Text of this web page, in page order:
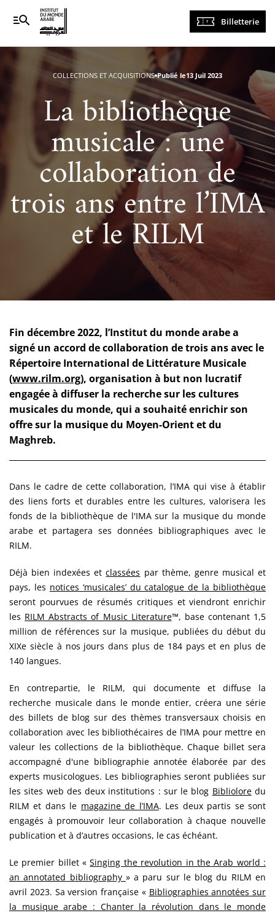
Navigation
principale
Billetterie
COLLECTIONS ET ACQUISITIONS Publié le13 Juil 2023
La bibliothèque
musicale : une
collaboration de
trois ans entre l’IMA
et le RILM
Fin décembre 2022, l’Institut du monde arabe a
signé un accord de collaboration de trois ans avec le
Répertoire International de Littérature Musicale
(www.rilm.org), organisation à but non lucratif
engagée à diffuser la recherche sur les cultures
musicales du monde, qui a souhaité enrichir son
offre sur la musique du Moyen-Orient et du
Maghreb.
Dans le cadre de cette collaboration, l’IMA qui vise à établir
des liens forts et durables entre les cultures, valorisera les
fonds de la bibliothèque de l'IMA sur la musique du monde
arabe et partagera ses données bibliographiques avec le
RILM.
Déjà bien indexées etclassées par thème, genre musical et
pays, les notices ‘musicales’ du catalogue de la bibliothèque
seront pourvues de résumés critiques et viendront enrichir
les RILM Abstracts of Music Literature™, base contenant 1,5
million de références sur la musique, publiées du début du
XIXe siècle à nos jours dans plus de 184 pays et en plus de
140 langues.
En contrepartie, le RILM, qui documente et diffuse la
recherche musicale dans le monde entier, créera une série
des billets de blog sur des thèmes transversaux choisis en
collaboration avec les bibliothécaires de l’IMA pour mettre en
valeur les collections de la bibliothèque. Chaque billet sera
accompagné d'une bibliographie annotée élaborée par des
experts musicologues. Les bibliographies seront publiées sur
les sites web des deux institutions : sur le blog Biblioloredu
RILM et dans le magazine de l’IMA. Les deux partis se sont
engagés à promouvoir leur collaboration à chaque nouvelle
publication et à d’autres occasions, le cas échéant.
Le premier billet «Singing the revolution in the Arab world :
an annotated bibliography » a paru sur le blog du RILM en
avril 2023. Sa version française « Bibliographies annotées sur
la musique arabe : Chanter la révolution dans le monde